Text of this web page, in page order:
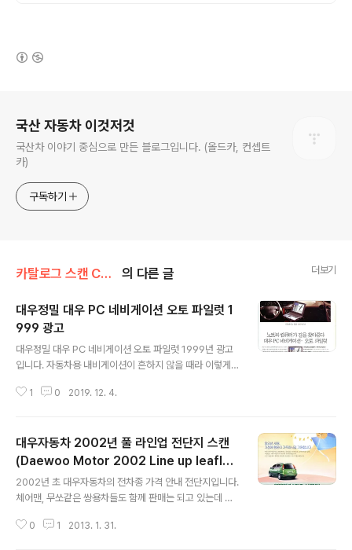
국산 자동차 이것저것
국산차 이야기 중심으로 만든 블로그입니다. (올드카, 컨셉트
카)
구독하기
카탈로그 스캔 Catalog scan/대우 Daewoo 의 다른 글 더보기
대우정밀 대우 PC 네비게이션 오토 파일럿 1
999 광고
대우정밀 대우 PC 네비게이션 오토 파일럿 1999년 광고
입니다. 자동차용 내비게이션이 흔하지 않을 때라 이렇게
도 집에 있는 노트북을 내비게이션으로 활용해볼까 생각해
기억이 있습니다. 노트북 컴퓨터가 길을 찾아준다. 대우 P
C 네비게이션 오토 파일럿 큰맘 먹고 장만한 노트북 컴퓨
터를 워드로만 쓰긴 아깝다? 운전할 때 쉽고 편하게 길을
찾을 수 있었으면 좋겠다? 그렇다면 대우 PC 내비게이션
을 만나보십시오. 노트북 PC 를 활용한 국내 최초의 카 내
비게이션 시스템. 대우 오토 파일럿. 비용은 일반 시스템보
1 0 2019. 12. 4.
대우자동차 2002년 풀 라인업 전단지 스캔
(Daewoo Motor 2002 Line up leafle
t)
2002년 초 대우자동차의 전차종 가격 안내 전단지입니다.
체어맨, 무쏘같은 쌍용차들도 함께 판매는 되고 있는데 대
갔습니다. (쌍용차가 1998년 대우차에 인수되고 2000년
0 1 2013. 1. 31.